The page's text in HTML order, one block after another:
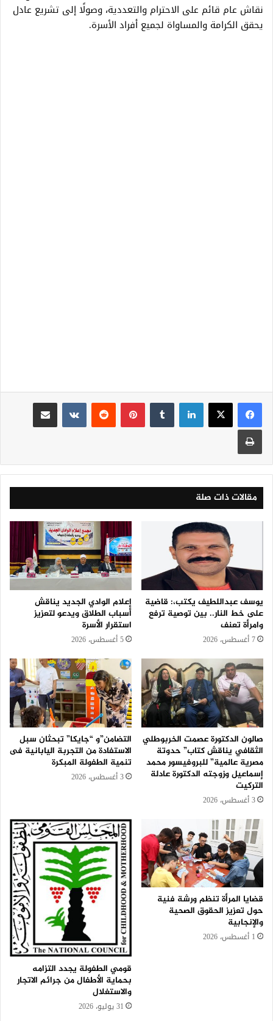
نقاش عام قائم على الاحترام والتعددية، وصولًا إلى تشريع عادل
يحقق الكرامة والمساواة لجميع أفراد الأسرة.
لينكدإن بينتيريست
مقالات ذات صلة
يوسف عبداللطيف يكتب،: قاضية
على خط النار.. بين توصية ترفع
وامرأة تعنف
7 أغسطس، 2026
إعلام الوادي الجديد يناقش
أسباب الطلاق ويدعو لتعزيز
استقرار الأسرة
5 أغسطس، 2026
صالون الدكتورة عصمت الخربوطلي
الثقافي يناقش كتاب” حدوتة
مصرية عالمية” للبروفيسور محمد
إسماعيل وزوجته الدكتورة عادلة
التركيت
3 أغسطس، 2026
التضامن”و “جايكا” تبحثان سبل
الاستفادة من التجربة اليابانية فى
تنمية الطفولة المبكرة
3 أغسطس، 2026
قضايا المرأة تنظم ورشة فنية
حول تعزيز الحقوق الصحية
والإنجابية
1 أغسطس، 2026
قومي الطفولة يجدد التزامه
بحماية الأطفال من جرائم الاتجار
والاستغلال
31 يوليو، 2026